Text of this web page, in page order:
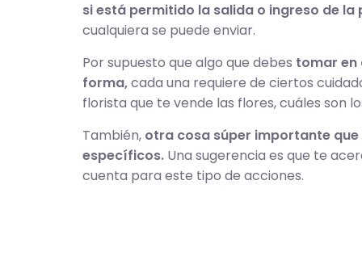
si está permitido la salida o ingreso de
cualquiera se puede enviar.
Por supuesto que algo que debes tomar en
forma,cada una requiere de ciertos
florista que te vende las flores, cuáles son
También, otra cosa súper importante
específicos. Una sugerencia es que te
cuenta para este tipo de acciones.